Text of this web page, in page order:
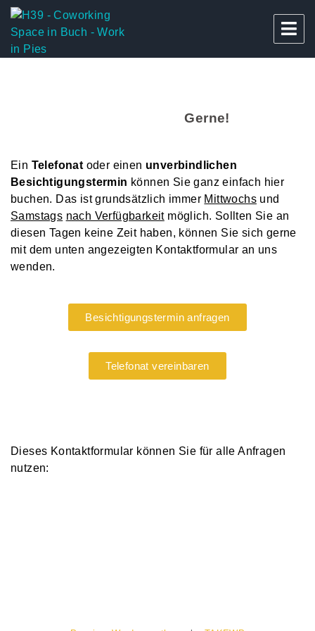
Gerne!
Ein Telefonat oder einen unverbindlichen
Besichtigungstermin können Sie ganz einfach hier
buchen. Das ist grundsätzlich immer Mittwochs und
Samstags nach Verfügbarkeitmöglich. Sollten Sie an
diesen Tagen keine Zeit haben, können Sie sich gerne
mit dem unten angezeigten Kontaktformular an uns
wenden.
Besichtigungstermin anfragen
Telefonat vereinbaren
Dieses Kontaktformular können Sie für alle Anfragen
nutzen: